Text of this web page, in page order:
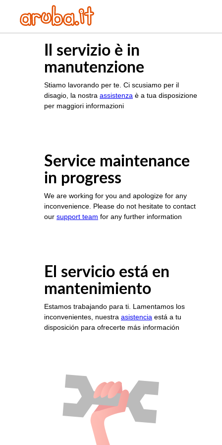
Il servizio è in
manutenzione
Stiamo lavorando per te. Ci scusiamo per il
disagio, la nostra assistenza è a tua disposizione
per maggiori informazioni
Service maintenance
in progress
We are working for you and apologize for any
inconvenience. Please do not hesitate to contact
our support team for any further information
El servicio está en
mantenimiento
Estamos trabajando para ti. Lamentamos los
inconvenientes, nuestra asistencia está a tu
disposición para ofrecerte más información